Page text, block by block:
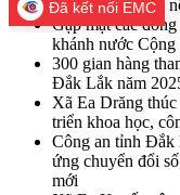
số cộng đồng và
Gặp mặt các
khánh nước
300 gian hàng
Đắk Lắk năm
Xã Ea Drăng
triển khoa học,
Công an tỉnh Đắk
ứng chuyển đổi
mới
Đã kết nối EMC